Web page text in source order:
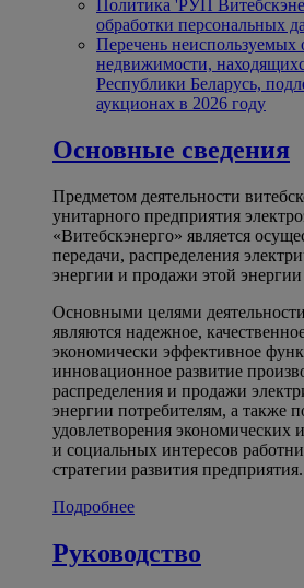
Политика 'РУП
обработки персональных
Перечень неиспользуемых
недвижимости,
Республики Беларусь,
аукционах в 2026 году
Основные сведения
Предметом деятельности
унитарного предприятия
«Витебскэнерго» является
передачи, распределения
энергии и продажи этой
Основными целями
являются надежное,
экономически эффективное
инновационное развитие
распределения и продажи
энергии потребителям, а также
удовлетворения экономических
и социальных интересов
стратегии развития предприятия.
Подробнее
Руководство